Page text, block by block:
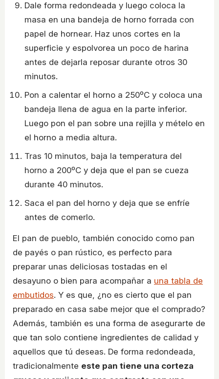
Dale forma redondeada y luego coloca la
masa en una bandeja de horno forrada con
papel de hornear. Haz unos cortes en la
superficie y espolvorea un poco de harina
antes de dejarla reposar durante otros 30
minutos.
Pon a calentar el horno a 250ºC y coloca una
bandeja llena de agua en la parte inferior.
Luego pon el pan sobre una rejilla y mételo en
el horno a media altura.
Tras 10 minutos, baja la temperatura del
horno a 200ºC y deja que el pan se cueza
durante 40 minutos.
Saca el pan del horno y deja que se enfríe
antes de comerlo.
El pan de pueblo, también conocido como pan
de payés o pan rústico, es perfecto para
preparar unas deliciosas tostadas en el
desayuno o bien para acompañar a una tabla de
embutidos. Y es que, ¿no es cierto que el pan
preparado en casa sabe mejor que el comprado?
Además, también es una forma de asegurarte de
que tan solo contiene ingredientes de calidad y
aquellos que tú deseas. De forma redondeada,
tradicionalmente este pan tiene una corteza